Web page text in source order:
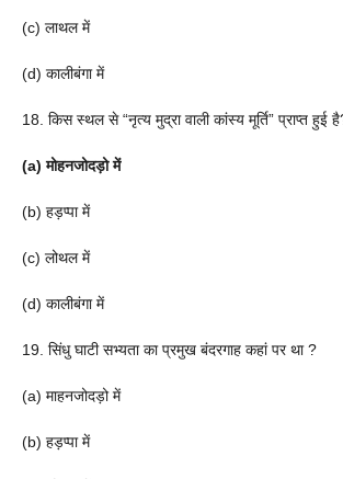
(c) लाथल में
(d) कालीबंगा में
18. किस स्थल से “नृत्य मुद्रा वाली कांस्य मूर्ति” प्राप्त हुई
(a) मोहनजोदड़ो में
(b) हड़प्पा में
(c) लोथल में
(d) कालीबंगा में
19. सिंधु घाटी सभ्यता का प्रमुख बंदरगाह कहां पर था ?
(a) माहनजोदड़ो में
(b) हड़प्पा में